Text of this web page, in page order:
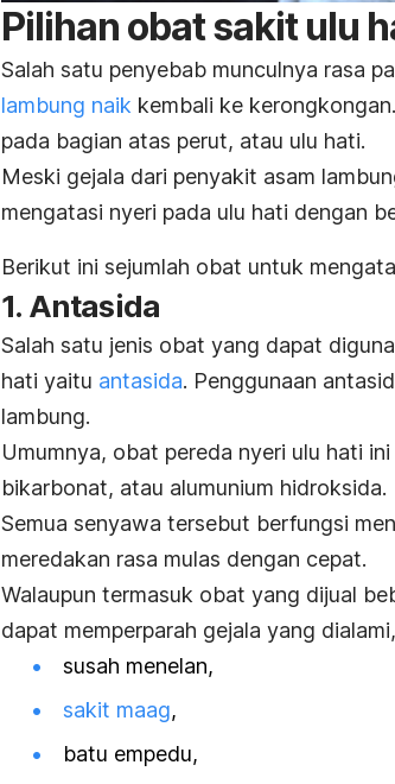
Pilihan obat sakit ulu
Salah satu penyebab munculnya rasa
lambung naik kembali ke
pada bagian atas perut, atau ulu hati.
Meski gejala dari penyakit asam
mengatasi nyeri pada ulu hati dengan
Berikut ini sejumlah obat untuk
1. Antasida
Salah satu jenis obat yang dapat
hati yaitu antasida. Penggunaan
lambung.
Umumnya, obat pereda nyeri ulu hati
bikarbonat, atau alumunium hidroksida.
Semua senyawa tersebut berfungsi
meredakan rasa mulas dengan cepat.
Walaupun termasuk obat yang dijual
dapat memperparah gejala yang
susah menelan,
sakit maag,
batu empedu,